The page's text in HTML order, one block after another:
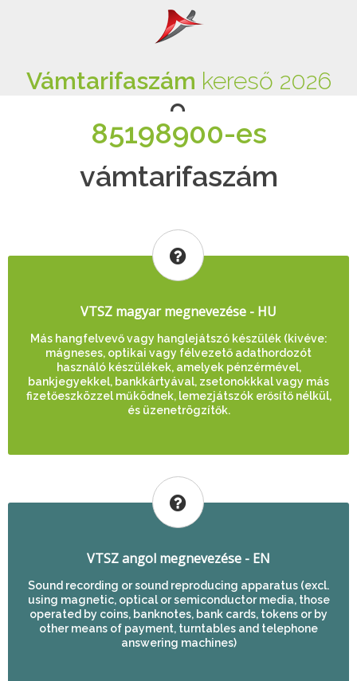
Vámtarifaszám kereső 2026
85198900-es
vámtarifaszám
VTSZ magyar megnevezése - HU
Más hangfelvevő vagy hanglejátszó készülék (kivéve:
mágneses, optikai vagy félvezető adathordozót
használó készülékek, amelyek pénzérmével,
bankjegyekkel, bankkártyával, zsetonokkkal vagy más
fizetőeszközzel működnek, lemezjátszók erősítő nélkül,
és üzenetrögzítők.
VTSZ angol megnevezése - EN
Sound recording or sound reproducing apparatus (excl.
using magnetic, optical or semiconductor media, those
operated by coins, banknotes, bank cards, tokens or by
other means of payment, turntables and telephone
answering machines)